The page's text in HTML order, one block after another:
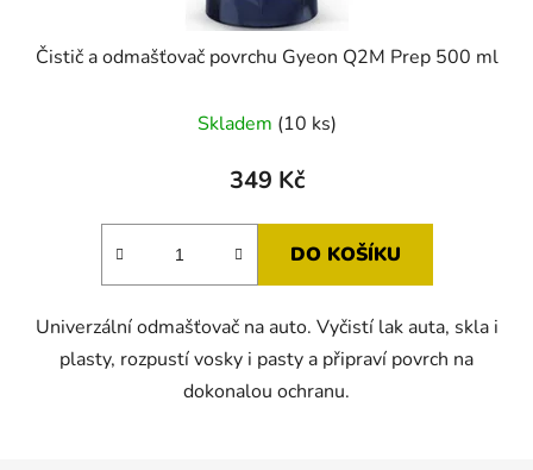
Čistič a odmašťovač povrchu Gyeon Q2M Prep 500 ml
hodnocení
produktu
5,0
hvězdiček.
Skladem (10 ks)
349 Kč
DO KOŠÍKU
Univerzální odmašťovač na auto. Vyčistí lak auta, skla i
plasty, rozpustí vosky i pasty a připraví povrch na
dokonalou ochranu.